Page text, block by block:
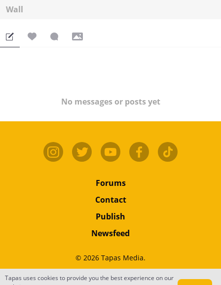
Wall
No messages or posts yet
Forums
Contact
Publish
Newsfeed
© 2026 Tapas Media.
Terms •Privacy•Content
Tapas uses cookies to provide you the best experience on our